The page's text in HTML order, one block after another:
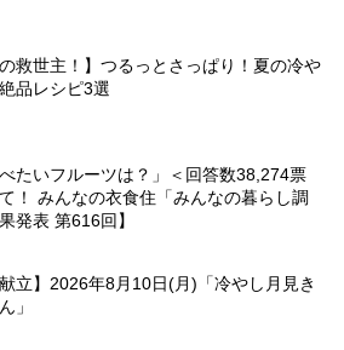
の救世主！】つるっとさっぱり！夏の冷や
品レシピ3選
べたいフルーツは？」＜回答数38,274票
！ みんなの衣食住「みんなの暮らし調
発表 第616回】
献立】2026年8月10日(月)「冷やし月見き
」